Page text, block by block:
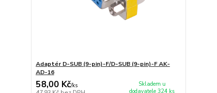
Adaptér D-SUB (9-pin)-F/D-SUB (9-pin)-F AK-
AD-16
58,00 Kč/ks
Skladem u
dodavatele 324 ks